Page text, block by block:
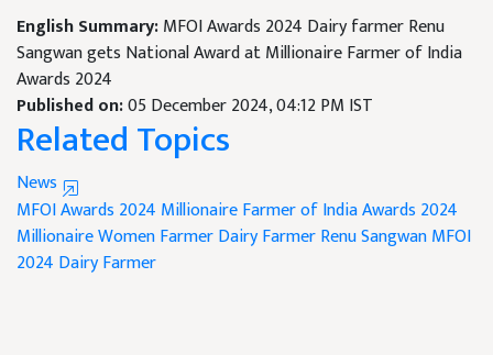
English Summary:MFOI Awards 2024 Dairy farmer Renu
Sangwan gets National Award at Millionaire Farmer of India
Awards 2024
Published on:05 December 2024, 04:12 PM IST
Related Topics
News
MFOI Awards 2024 Millionaire Farmer of India Awards 2024
Millionaire Women FarmerDairy Farmer Renu SangwanMFOI
2024 Dairy Farmer